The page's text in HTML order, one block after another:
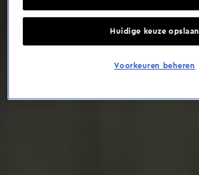
Huidige keuze opslaan
Voorkeuren beheren